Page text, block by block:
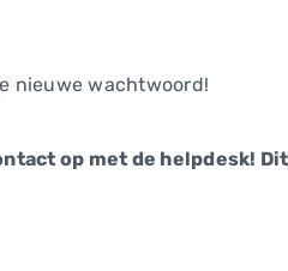
nieuwe wachtwoord!
op met de helpdesk!